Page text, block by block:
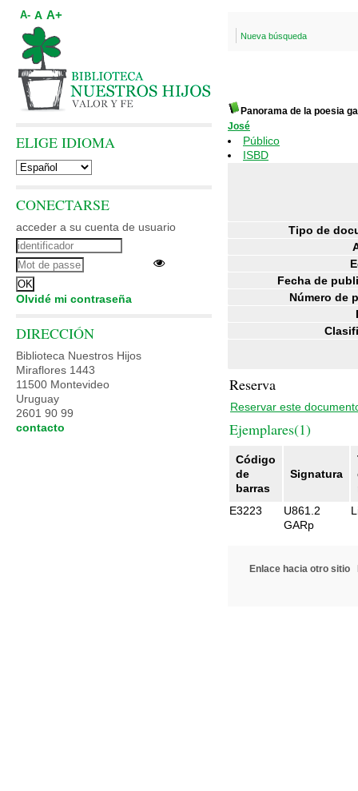
Nueva búsqueda
Panorama de la poesia
José
Público
ISBD
Tipo de
Fecha de
Número de
Reserva
Reservar este
Ejemplares(1)
Código
de
barras
Signatura
E3223
U861.2
GARp
Enlace hacia otro sitio
A- A A+
ELIGE IDIOMA
CONECTARSE
acceder a su cuenta de usuario
Olvidé mi contraseña
DIRECCIÓN
Biblioteca Nuestros Hijos
Miraflores 1443
11500 Montevideo
Uruguay
2601 90 99
contacto